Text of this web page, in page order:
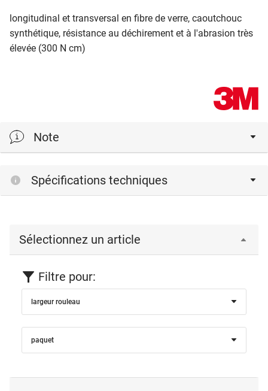
longitudinal et transversal en fibre de verre, caoutchouc
synthétique, résistance au déchirement et à l'abrasion très
élevée (300 N cm)
Note
86.345.38 (38 mm) à fixer au verso des jalousies à
rouleau:Spécifications techniques
Sélectionnez un article
Filtre pour:
largeur rouleau
paquet